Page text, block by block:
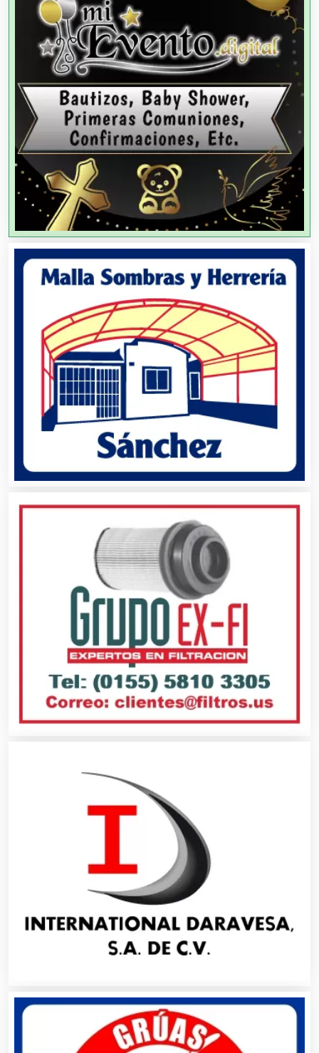
Agencias de Colocación
Agencias de Modelos
Agencias de Publicidad
Agencias de Viajes
Agricultores
Agricultura y Ganadería
Agua Purificada
Aire Acondicionado
Alarmas
Alimentos
Almacenaje
Alquiler de Autos
Alquiler de Equipos para Fiestas
Alquiler de Sillas y Mesas
Alquiler de Trajes de Etiqueta
Alta Costura
Aluminio
Análisis Clínicos